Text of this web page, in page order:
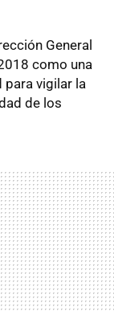
General
como una
vigilar la
de los